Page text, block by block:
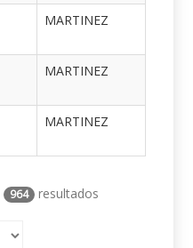
MARTINEZ
MARTINEZ
MARTINEZ
964 resultados